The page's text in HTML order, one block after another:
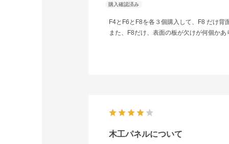
F4とF6とF8を各３個購入して、F8 だけ
また、F8だけ、表面の板が欠けが何個か
木工パネルについて